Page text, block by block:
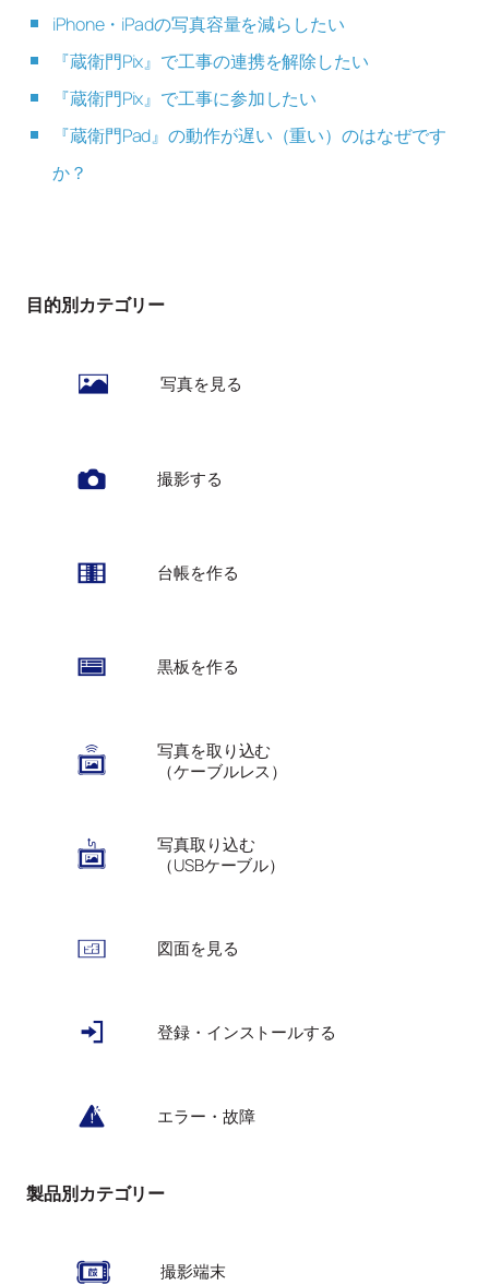
目的別カテゴリー
写真を見る
撮影する
台帳を作る
黒板を作る
写真を取り込む
（ケーブルレス）
写真取り込む
（USBケーブル）
図面を見る
登録・インストールする
エラー・故障
製品別カテゴリー
撮影端末
iPhone・iPadの写真容量を減らしたい
『蔵衛門Pix』で工事の連携を解除したい
『蔵衛門Pix』で工事に参加したい
『蔵衛門Pad』の動作が遅い（重い）のはなぜです
か？